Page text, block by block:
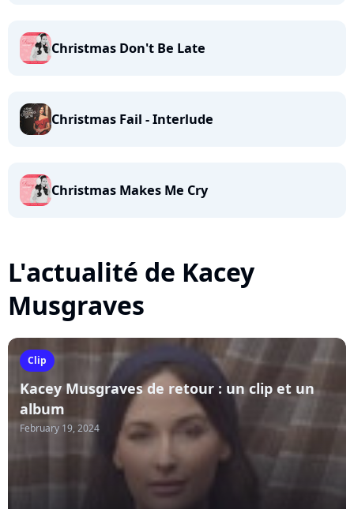
Christmas Don't Be Late
Christmas Fail - Interlude
Christmas Makes Me Cry
L'actualité de Kacey
Musgraves
Clip
Kacey Musgraves de retour : un clip et un
album
February 19, 2024